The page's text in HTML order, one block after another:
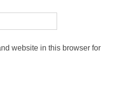
website in this browser for